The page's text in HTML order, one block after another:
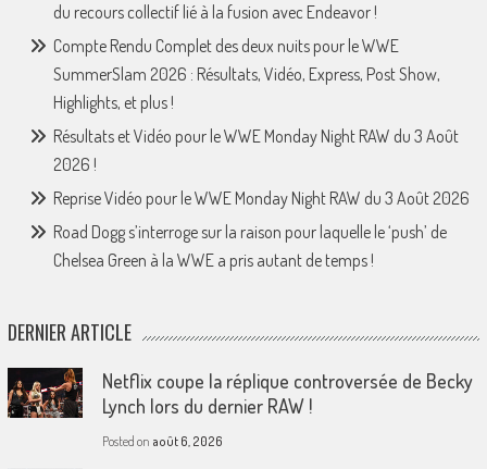
du recours collectif lié à la fusion avec Endeavor !
Compte Rendu Complet des deux nuits pour le WWE
SummerSlam 2026 : Résultats, Vidéo, Express, Post Show,
Highlights, et plus !
Résultats et Vidéo pour le WWE Monday Night RAW du 3 Août
2026 !
Reprise Vidéo pour le WWE Monday Night RAW du 3 Août 2026
Road Dogg s’interroge sur la raison pour laquelle le ‘push’ de
Chelsea Green à la WWE a pris autant de temps !
DERNIER ARTICLE
Netflix coupe la réplique controversée de Becky
Lynch lors du dernier RAW !
Posted on août 6, 2026